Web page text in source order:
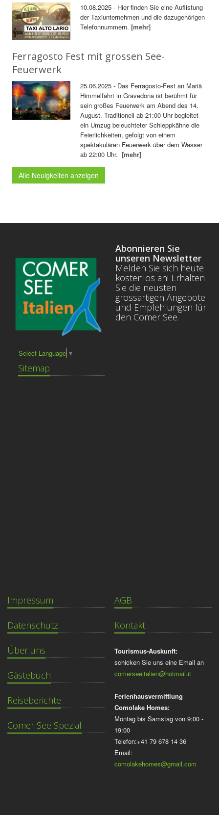
10.08.2025 - Hier finden Sie eine Auflistung
der Taxiunternehmen und die dazugehörigen
Telefonnummern.[mehr]
Ferragosto Fest mit grossen See-
Feuerwerk
25.06.2025 - Das Ferragosto-Fest an Mariä
Himmelfahrt in Gravedona ist berühmt für
sein großes Feuerwerk am Abend des 14.
August. Traditionell ab 21:00 Uhr begleitet
ein Umzug beleuchteter Schleppkähne die
Feierlichkeiten, gefolgt von einem
spektakulären Feuerwerk über dem Wasser
ab 22:00 Uhr.[mehr]
Alle Neuigkeiten anzeigen
Select Language ▼
Sitemap
Abonnieren Sie
unseren Newsletter
Melden Sie sich heute
kostenlos an! Erhalten
Sie die neusten
grossartigen Angebote
und Empfehlungen für
den Comer See.
Impressum
Datenschutz
Über uns
Gästebuch
Reiseberichte
Comer See Spezial
AGB
Kontakt
Tourismus-Auskunft:
schicken Sie uns eine Email an
comerseeitalien@hotmail.it
Ferienhausvermittlung
Comolake Homes:
Montag bis Samstag von 9:00 -
19:00
Telefon:+41 79 678 14 36
Email:
comolakehomes@gmail.com